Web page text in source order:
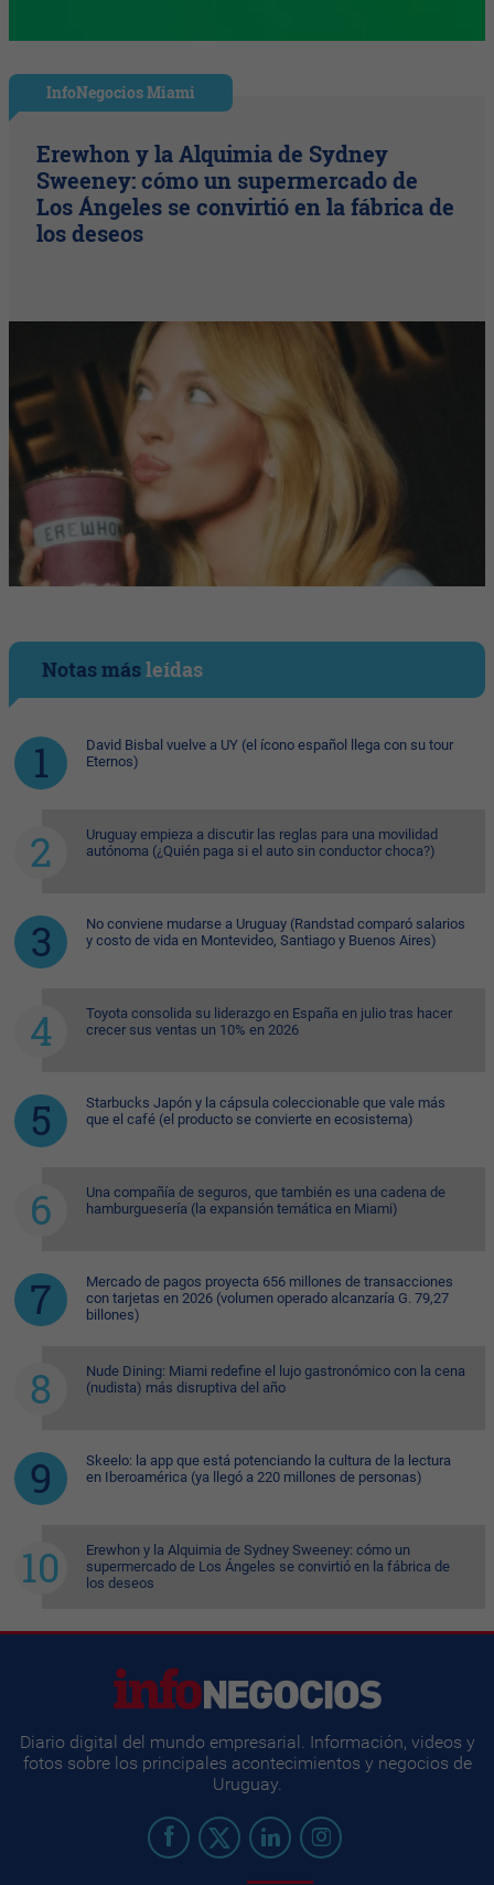
InfoNegocios Miami
Erewhon y la Alquimia de Sydney
Sweeney: cómo un supermercado de
Los Ángeles se convirtió en la fábrica de
los deseos
Notas másleídas
David Bisbal vuelve a UY (el ícono español llega con su tour
Eternos)
Uruguay empieza a discutir las reglas para una movilidad
autónoma (¿Quién paga si el auto sin conductor choca?)
No conviene mudarse a Uruguay (Randstad comparó salarios
y costo de vida en Montevideo, Santiago y Buenos Aires)
Toyota consolida su liderazgo en España en julio tras hacer
crecer sus ventas un 10% en 2026
Starbucks Japón y la cápsula coleccionable que vale más
que el café (el producto se convierte en ecosistema)
Una compañía de seguros, que también es una cadena de
hamburguesería (la expansión temática en Miami)
Mercado de pagos proyecta 656 millones de transacciones
con tarjetas en 2026 (volumen operado alcanzaría G. 79,27
billones)
Nude Dining: Miami redefine el lujo gastronómico con la cena
(nudista) más disruptiva del año
Skeelo: la app que está potenciando la cultura de la lectura
en Iberoamérica (ya llegó a 220 millones de personas)
Erewhon y la Alquimia de Sydney Sweeney: cómo un
supermercado de Los Ángeles se convirtió en la fábrica de
los deseos
Diario digital del mundo empresarial. Información, videos y
fotos sobre los principales acontecimientos y negocios de
Uruguay.